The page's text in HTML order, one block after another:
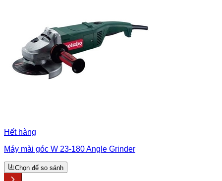
Hết hàng
Máy mài góc W 23-180 Angle Grinder
Chọn để so sánh